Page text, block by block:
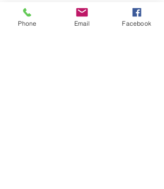
нове. Головне — мати з чого обирати.
Phone Email Facebook